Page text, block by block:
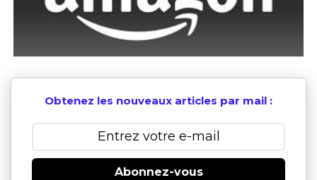
Obtenez les nouveaux articles par mail :
Abonnez-vous